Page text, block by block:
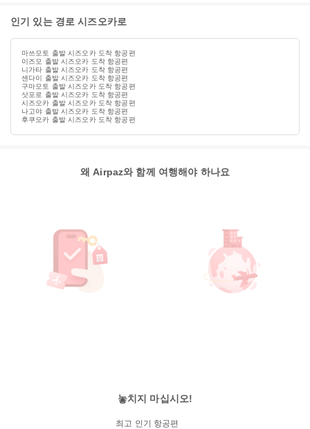
인기 있는 경로 시즈오카로
마쓰모토 출발 시즈오카 도착 항공편
이즈모 출발 시즈오카 도착 항공편
니가타 출발 시즈오카 도착 항공편
센다이 출발 시즈오카 도착 항공편
구마모토 출발 시즈오카 도착 항공편
삿포로 출발 시즈오카 도착 항공편
시즈오카 출발 시즈오카 도착 항공편
나고야 출발 시즈오카 도착 항공편
후쿠오카 출발 시즈오카 도착 항공편
왜 Airpaz와 함께 여행해야 하나요
놓치지 마십시오!
최고 인기 항공편